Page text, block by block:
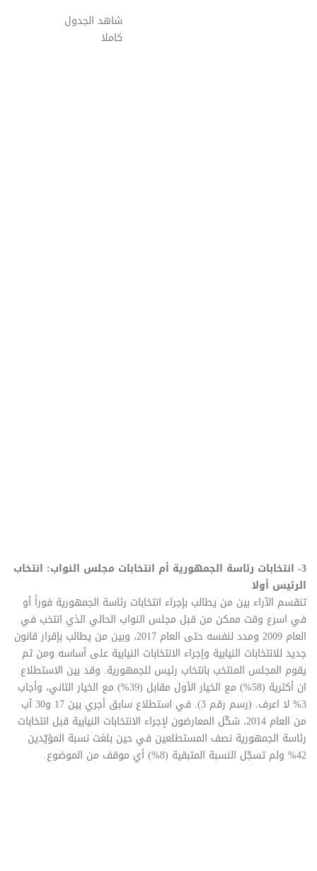
شاهد الجدول
كاملا
3- انتخابات رئاسة الجمهورية أم انتخابات مجلس النواب: انتخاب
الرئيس أولا
تنقسم الآراء بين من يطالب بإجراء انتخابات رئاسة الجمهورية فوراً أو
في اسرع وقت ممكن من قبل مجلس النواب الحالي الذي انتخب في
العام 2009 ومدد لنفسه حتى العام 2017، وبين من يطالب بإقرار قانون
جديد للانتخابات النيابية وإجراء الانتخابات النيابية على أساسه ومن ثم
يقوم المجلس المنتخب بانتخاب رئيس للجمهورية. وقد بين الاستطلاع
ان أكثرية (58%) مع الخيار الأول مقابل (39%) مع الخيار الثاني، وأجاب
3% لا اعرف. (رسم رقم 3). في استطلاع سابق أجري بين 17 و30 آب
من العام 2014، شكّل المعارضون لإجراء الانتخابات النيابية قبل انتخابات
رئاسة الجمهورية نصف المستطلعين في حين بلغت نسبة المؤيّدين
42% ولم تسجّل النسبة المتبقية (8%) أي موقف من الموضوع.